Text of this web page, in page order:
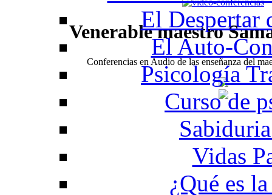
Venerable maestro
Conferencias en Audio de las enseñanza del
El Despertar
El Auto-
Psicología
Curso de
Vidas
¿Qué es